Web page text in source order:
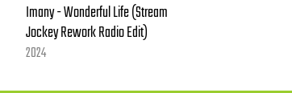
Imany - Wonderful Life (Stream
Jockey Rework Radio Edit)
2024